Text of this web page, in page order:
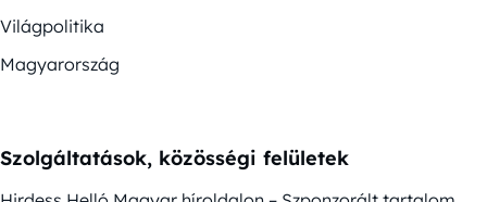
Világpolitika
Magyarország
Szolgáltatások, közösségi felületek